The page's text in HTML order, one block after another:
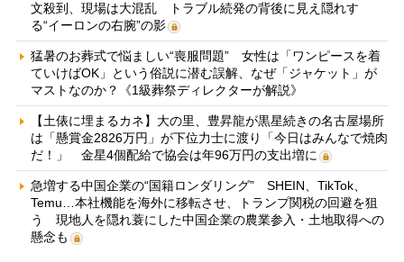
文殺到、現場は大混乱 トラブル続発の背後に見え隠れす
る“イーロンの右腕”の影
猛暑のお葬式で悩ましい“喪服問題” 女性は「ワンピースを着
ていけばOK」という俗説に潜む誤解、なぜ「ジャケット」が
マストなのか？《1級葬祭ディレクターが解説》
【土俵に埋まるカネ】大の里、豊昇龍が黒星続きの名古屋場所
は「懸賞金2826万円」が下位力士に渡り「今日はみんなで焼肉
だ！」 金星4個配給で協会は年96万円の支出増に
急増する中国企業の“国籍ロンダリング” SHEIN、TikTok、
Temu…本社機能を海外に移転させ、トランプ関税の回避を狙
う 現地人を隠れ蓑にした中国企業の農業参入・土地取得への
懸念も